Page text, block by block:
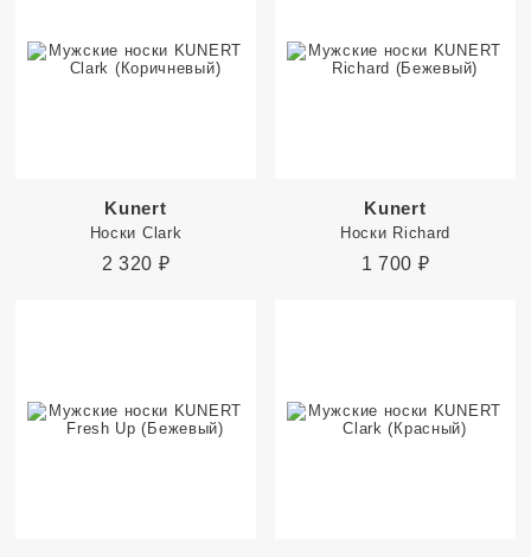
Kunert
Носки Clark
2 320 ₽
Kunert
Носки Richard
1 700 ₽